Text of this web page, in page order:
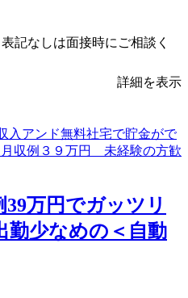
記なしは面接時にご相談く
詳細を表示
万円でガッツリ
勤少なめの＜自動